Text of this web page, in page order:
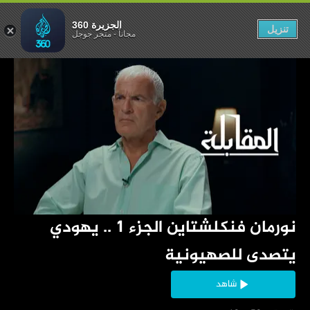
يتصدى للصهيونية
شاهد
الجزيرة 360
مجاناً-متجر جوجل تنزيل